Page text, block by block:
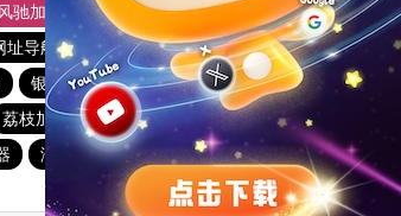
风驰加速器
旋风加速器
址导航 软件中心
anyconnect
银河加速器
白鲸加速器
荔枝加速器 银河加速器
原子加速器
海外梯子官网
蜜蜂加速器